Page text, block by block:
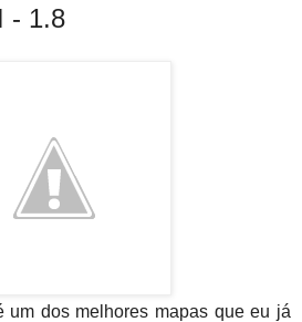
- 1.8
um dos melhores mapas que eu já